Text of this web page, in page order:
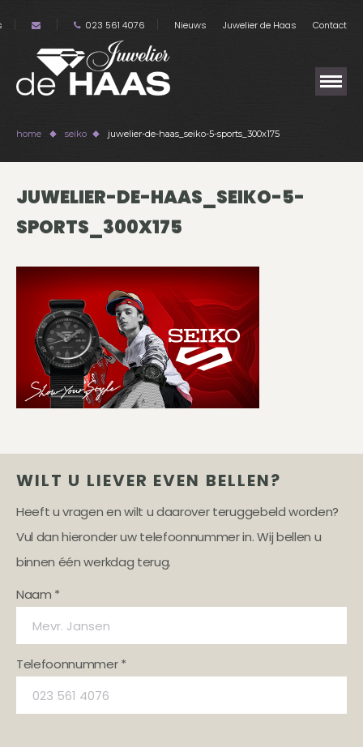
023 561 4076 Nieuws Juwelier de Haas Contact
home seiko juwelier-de-haas_seiko-5-sports_300x175
JUWELIER-DE-HAAS_SEIKO-5-
SPORTS_300X175
WILT U LIEVER EVEN BELLEN?
Heeft u vragen en wilt u daarover teruggebeld worden?
Vul dan hieronder uw telefoonnummer in. Wij bellen u
binnen één werkdag terug.
Naam *
Telefoonnummer *